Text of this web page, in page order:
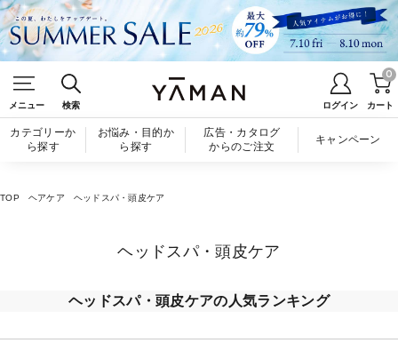
メニュー 検索 ログイン カート
0
カテゴリーか
ら探す
お悩み・目的か
ら探す
広告・カタログ
からのご注文
キャンペーン
TOP ヘアケア ヘッドスパ・頭皮ケア
ヘッドスパ・頭皮ケア
ヘッドスパ・頭皮ケアの人気ランキング